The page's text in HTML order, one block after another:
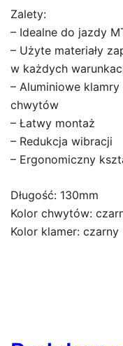
Zalety:
– Idealne do jazdy
– Użyte materiały
w każdych
– Aluminiowe
chwytów
– Łatwy montaż
– Redukcja wibracji
– Ergonomiczny
Długość: 130mm
Kolor chwytów:
Kolor klamer: czarny